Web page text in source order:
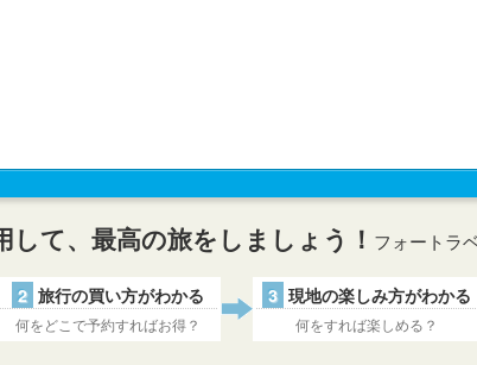
して、最高の旅をしましょう！ フォートラ
2 旅行の買い方がわかる
何をどこで予約すればお得？
3 現地の楽しみ方がわかる
何をすれば楽しめる？